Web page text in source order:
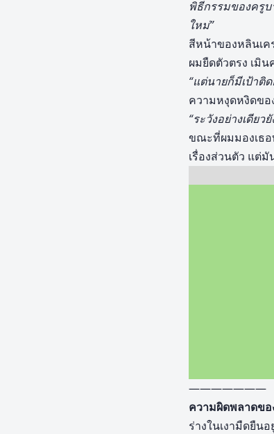
พิธีกรรมของครู
ใหม่”
สีหน้าของหลินเค
ผมยืดตัวตรง เมิน
“แต่นายก็มีเป้าติ
ความหงุดหงิดขอ
“ระวังอย่างเดียว
ขณะที่ผมมองเธอ
เรื่องส่วนตัว แต่
———————
ความผิดพลาดข
ร่างในเงามืดยืน